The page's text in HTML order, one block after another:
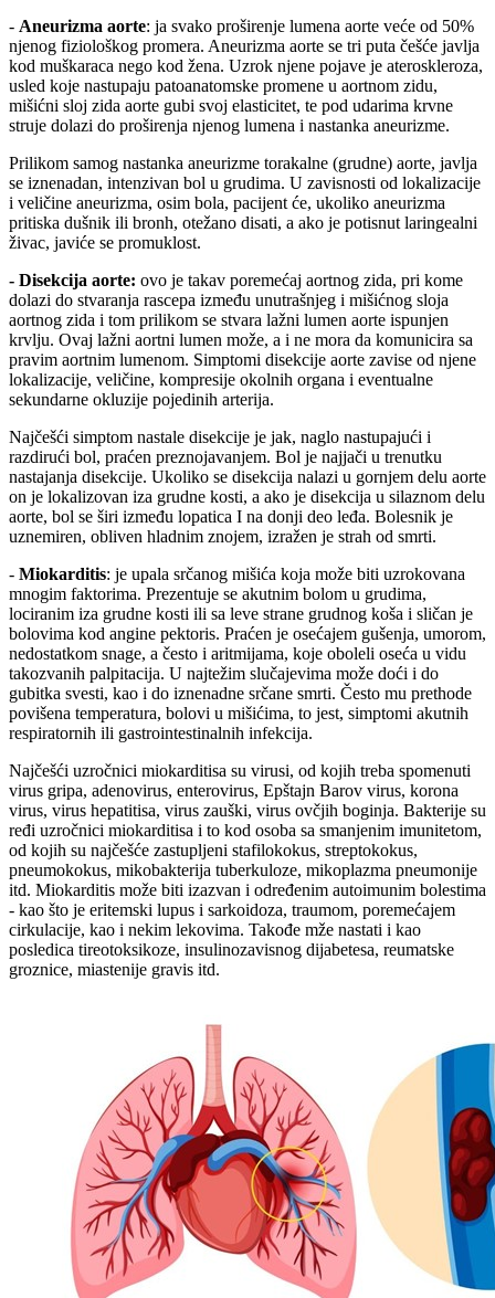
- Aneurizma aorte: ja svako proširenje lumena aorte veće od 50%
njenog fiziološkog promera. Aneurizma aorte se tri puta češće javlja
kod muškaraca nego kod žena. Uzrok njene pojave je ateroskleroza,
usled koje nastupaju patoanatomske promene u aortnom zidu,
mišićni sloj zida aorte gubi svoj elasticitet, te pod udarima krvne
struje dolazi do proširenja njenog lumena i nastanka aneurizme.
Prilikom samog nastanka aneurizme torakalne (grudne) aorte, javlja
se iznenadan, intenzivan bol u grudima. U zavisnosti od lokalizacije
i veličine aneurizma, osim bola, pacijent će, ukoliko aneurizma
pritiska dušnik ili bronh, otežano disati, a ako je potisnut laringealni
živac, javiće se promuklost.
- Disekcija aorte: ovo je takav poremećaj aortnog zida, pri kome
dolazi do stvaranja rascepa između unutrašnjeg i mišićnog sloja
aortnog zida i tom prilikom se stvara lažni lumen aorte ispunjen
krvlju. Ovaj lažni aortni lumen može, a i ne mora da komunicira sa
pravim aortnim lumenom. Simptomi disekcije aorte zavise od njene
lokalizacije, veličine, kompresije okolnih organa i eventualne
sekundarne okluzije pojedinih arterija.
Najčešći simptom nastale disekcije je jak, naglo nastupajući i
razdirući bol, praćen preznojavanjem. Bol je najjači u trenutku
nastajanja disekcije. Ukoliko se disekcija nalazi u gornjem delu aorte
on je lokalizovan iza grudne kosti, a ako je disekcija u silaznom delu
aorte, bol se širi između lopatica I na donji deo leđa. Bolesnik je
uznemiren, obliven hladnim znojem, izražen je strah od smrti.
- Miokarditis: je upala srčanog mišića koja može biti uzrokovana
mnogim faktorima. Prezentuje se akutnim bolom u grudima,
lociranim iza grudne kosti ili sa leve strane grudnog koša i sličan je
bolovima kod angine pektoris. Praćen je osećajem gušenja, umorom,
nedostatkom snage, a često i aritmijama, koje oboleli oseća u vidu
takozvanih palpitacija. U najtežim slučajevima može doći i do
gubitka svesti, kao i do iznenadne srčane smrti. Često mu prethode
povišena temperatura, bolovi u mišićima, to jest, simptomi akutnih
respiratornih ili gastrointestinalnih infekcija.
Najčešći uzročnici miokarditisa su virusi, od kojih treba spomenuti
virus gripa, adenovirus, enterovirus, Epštajn Barov virus, korona
virus, virus hepatitisa, virus zauški, virus ovčjih boginja. Bakterije su
ređi uzročnici miokarditisa i to kod osoba sa smanjenim imunitetom,
od kojih su najčešće zastupljeni stafilokokus, streptokokus,
pneumokokus, mikobakterija tuberkuloze, mikoplazma pneumonije
itd. Miokarditis može biti izazvan i određenim autoimunim bolestima
- kao što je eritemski lupus i sarkoidoza, traumom, poremećajem
cirkulacije, kao i nekim lekovima. Takođe mže nastati i kao
posledica tireotoksikoze, insulinozavisnog dijabetesa, reumatske
groznice, miastenije gravis itd.